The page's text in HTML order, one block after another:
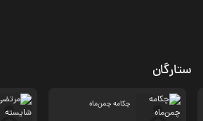
ستارگان
چکامه چمن‌ماه